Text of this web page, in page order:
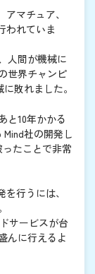
マチュア、
われていま
人間が機械に
世界チャンピ
敗れました。
と10年かかる
社の開発し
たことで非常
行うには、
サービスが台
んに行えるよ